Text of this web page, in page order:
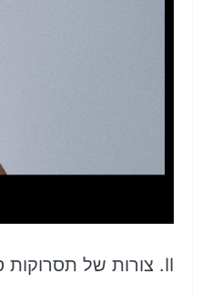
II. צורות של תסרוקות סלבריטאים